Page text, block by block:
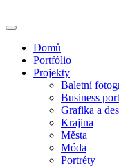
to
Domů
Portfólio
Projekty
Baletní
Business
Grafika a
Krajina
Města
Móda
Portréty